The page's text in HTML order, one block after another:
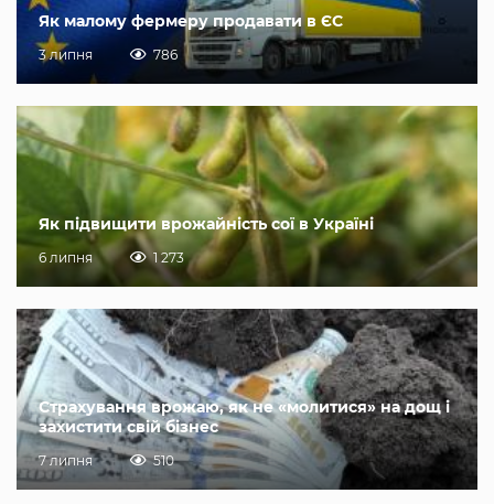
Як малому фермеру продавати в ЄС
3 липня 786
Як підвищити врожайність сої в Україні
6 липня 1 273
Страхування врожаю, як не «молитися» на дощ і
захистити свій бізнес
7 липня 510